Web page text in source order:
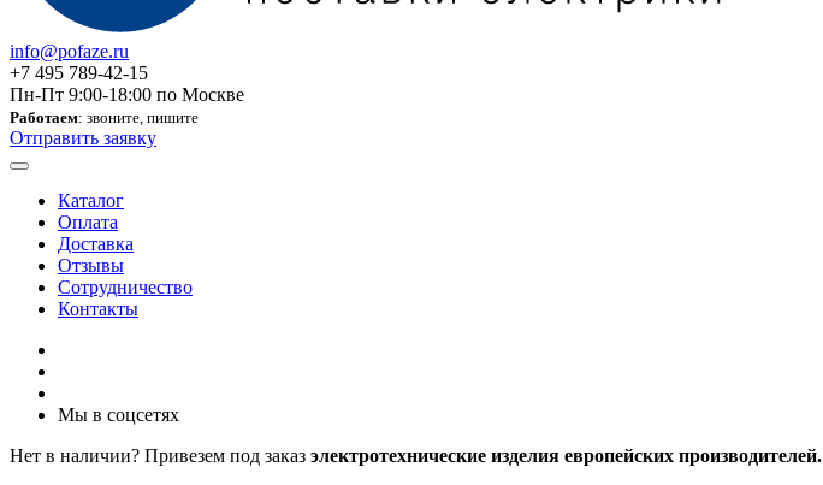
info@pofaze.ru
+7 495 789-42-15
Пн-Пт 9:00-18:00 по Москве
Работаем: звоните, пишите
Отправить заявку
Каталог
Оплата
Доставка
Отзывы
Сотрудничество
Контакты
Мы в соцсетях
Нет в наличии? Привезем под заказ электротехнические изделия европейских производителей.